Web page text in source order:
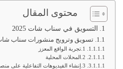
محتوى المقال
التسويق في سناب شات 2025
تسويق وترويج منشورات سناب
1.تجربة الواقع المعزز
2.المحلات المحلية
3.إنشاء الفيديوهات التفاعلية على منصة الأضواء